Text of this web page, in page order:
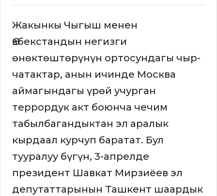
Жакынкы Чыгыш менен
Өзбекстандын негизги
өнөктөштөрүнүн ортосундагы чыр-
чатактар, анын ичинде Москва
аймагындагы үрөй учурган
террордук акт боюнча чечим
табылбагандыктан эл аралык
кырдаал курчуп баратат. Бул
тууралуу бүгүн, 3-апрелде
президент Шавкат Мирзиёев эл
депутаттарынын Ташкент шаардык